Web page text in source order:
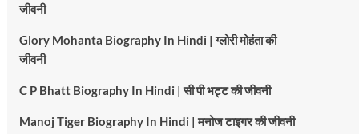
जीवनी
Glory Mohanta Biography In Hindi | ग्लोरी मोहंता की
जीवनी
C P Bhatt Biography In Hindi | सी पी भट्ट की जीवनी
Manoj Tiger Biography In Hindi | मनोज टाइगर की जीवनी